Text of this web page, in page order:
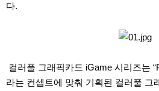
다.
컬러풀 그래픽카드 iGame 시리즈는
라는 컨셉트에 맞춰 기획된 컬러풀 그